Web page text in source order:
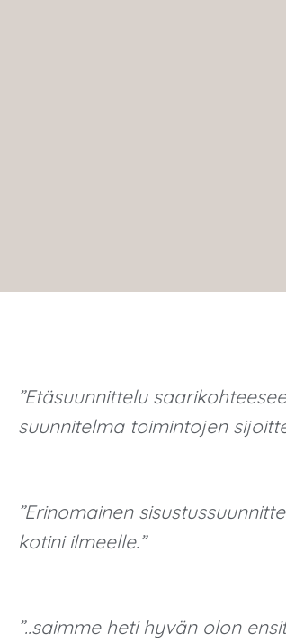
”Etäsuunnittelu
suunnitelma toimintojen
”Erinomainen
kotini ilmeelle.”
”..saimme heti hyvän olon